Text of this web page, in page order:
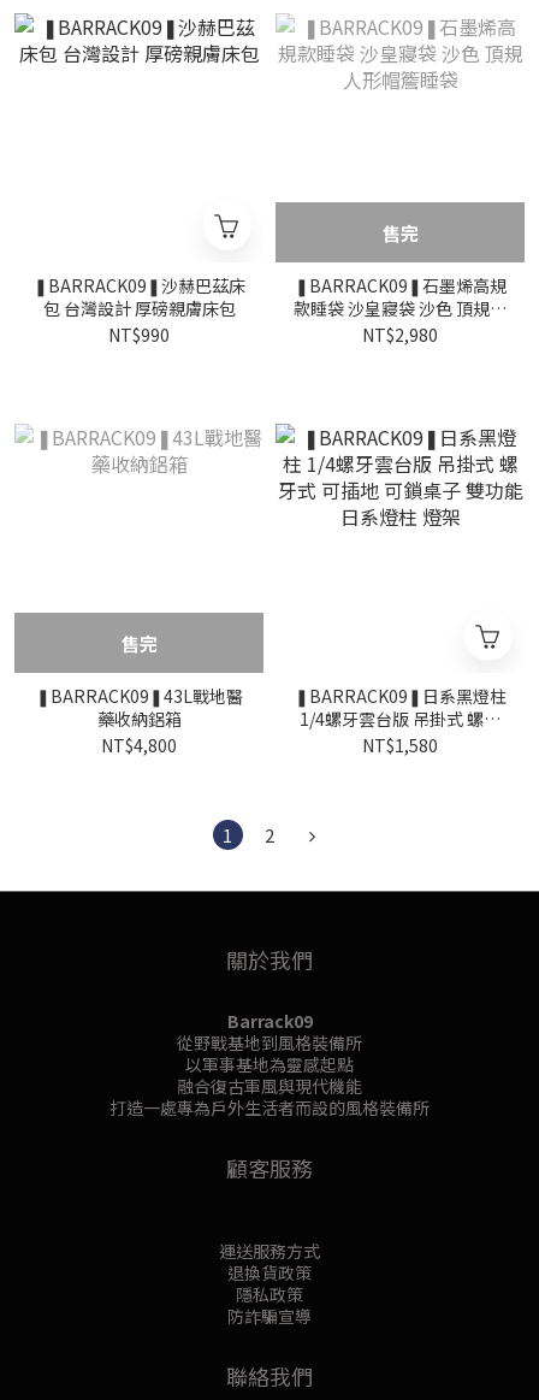
❚BARRACK09❚沙赫巴茲床
包 台灣設計 厚磅親膚床包
NT$990
售完
❚BARRACK09❚石墨烯高規
款睡袋 沙皇寢袋 沙色 頂規人
形帽簷睡袋
NT$2,980
售完
❚BARRACK09❚43L戰地醫
藥收納鋁箱
NT$4,800
❚BARRACK09❚日系黑燈柱
1/4螺牙雲台版 吊掛式 螺牙
式 可插地 可鎖桌子 雙功能日
NT$1,580
1 2
關於我們
Barrack09
從野戰基地到風格裝備所
以軍事基地為靈感起點
融合復古軍風與現代機能
打造一處專為戶外生活者而設的風格裝備所
顧客服務
運送服務方式
退換貨政策
隱私政策
防詐騙宣導
聯絡我們